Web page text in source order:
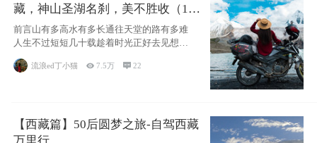
藏，神山圣湖名刹，美不胜收（11
天详细自驾攻略）
前言山有多高水有多长通往天堂的路有多难
人生不过短短几十载趁着时光正好去见想见
流浪ed丁小猫 7.5万 22
【西藏篇】50后圆梦之旅-自驾西藏